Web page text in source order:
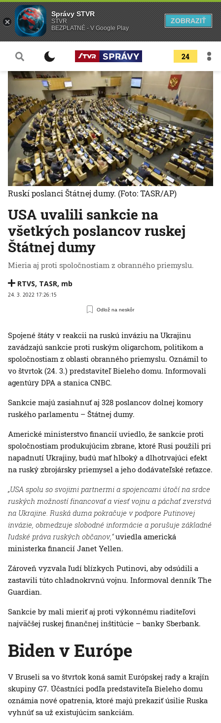
24
USA uvalili sankcie na
všetkých poslancov ruskej
Štátnej dumy
Mieria aj proti spoločnostiam z obranného priemyslu.
RTVS, TASR, mb
24. 3. 2022 17:26:15
Odlož na neskôr
Ruskí poslanci Štátnej dumy. (Foto: TASR/AP)
Spojené štáty v reakcii na ruskú inváziu na Ukrajinu
zavádzajú sankcie proti ruským oligarchom, politikom a
spoločnostiam z oblasti obranného priemyslu. Oznámil to
vo štvrtok (24. 3.) predstaviteľ Bieleho domu. Informovali
agentúry DPA a stanica CNBC.
Sankcie majú zasiahnuť aj 328 poslancov dolnej komory
ruského parlamentu – Štátnej dumy.
Americké ministerstvo financií uviedlo, že sankcie proti
spoločnostiam produkujúcim zbrane, ktoré Rusi použili pri
napadnutí Ukrajiny, budú mať hlboký a dlhotrvajúci efekt
na ruský zbrojársky priemysel a jeho dodávateľské reťazce.
„USA spolu so svojimi partnermi a spojencami útočí na srdce
ruských možností financovať a viesť vojnu a páchať zverstvá
na Ukrajine. Ruská duma pokračuje v podpore Putinovej
invázie, obmedzuje slobodné informácie a porušuje základné
ľudské práva ruských občanov,“uviedla americká
ministerka financií Janet Yellen.
Zároveň vyzvala ľudí blízkych Putinovi, aby odsúdili a
zastavili túto chladnokrvnú vojnu. Informoval denník The
Guardian.
Sankcie by mali mieriť aj proti výkonnému riaditeľovi
najväčšej ruskej finančnej inštitúcie – banky Sberbank.
Biden v Európe
V Bruseli sa vo štvrtok koná samit Európskej rady a krajín
skupiny G7. Účastníci podľa predstaviteľa Bieleho domu
oznámia nové opatrenia, ktoré majú prekaziť úsilie Ruska
vyhnúť sa už existujúcim sankciám.
Správy STVR
STVR
BEZPLATNÉ - V Google Play
ZOBRAZIŤ